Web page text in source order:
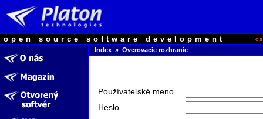
open source software development
Index » Overovacie rozhranie
Používateľské meno
Heslo